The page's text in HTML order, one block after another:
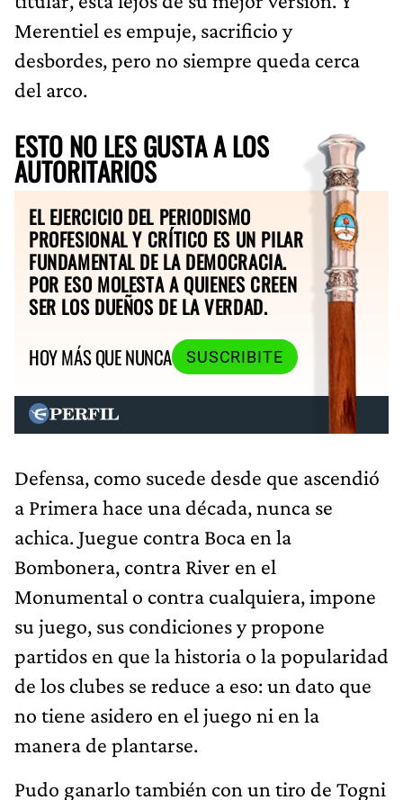
Merentiel es empuje, sacrificio y
desbordes, pero no siempre queda cerca
del arco.
ESTO NO LES GUSTA A LOS
AUTORITARIOS
EL EJERCICIO DEL PERIODISMO
PROFESIONAL Y CRÍTICO ES UN PILAR
FUNDAMENTAL DE LA DEMOCRACIA.
POR ESO MOLESTA A QUIENES CREEN
SER LOS DUEÑOS DE LA VERDAD.
HOY MÁS QUE NUNCA
SUSCRIBITE
Defensa, como sucede desde que ascendió
a Primera hace una década, nunca se
achica. Juegue contra Boca en la
Bombonera, contra River en el
Monumental o contra cualquiera, impone
su juego, sus condiciones y propone
partidos en que la historia o la popularidad
de los clubes se reduce a eso: un dato que
no tiene asidero en el juego ni en la
manera de plantarse.
Pudo ganarlo también con un tiro de Togni